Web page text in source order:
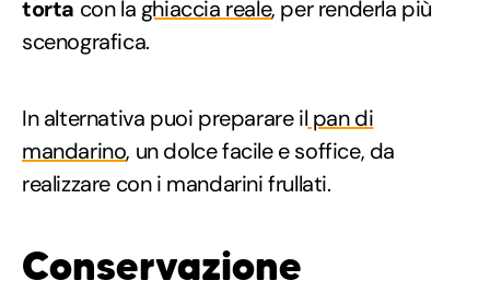
torta con la ghiaccia reale, per renderla più
scenografica.
In alternativa puoi preparare il pan di
mandarino, un dolce facile e soffice, da
realizzare con i mandarini frullati.
Conservazione